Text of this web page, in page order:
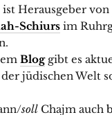
ist Herausgeber von
Schiurs im
Bloggibt es
jüdischen Welt
soll Chajm auch